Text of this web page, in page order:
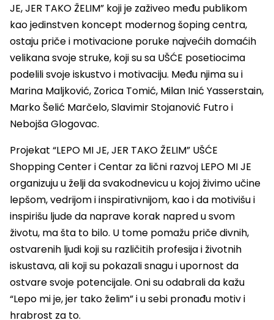
JE, JER TAKO ŽELIM” koji je zaživeo među publikom
kao jedinstven koncept modernog šoping centra,
ostaju priče i motivacione poruke najvećih domaćih
velikana svoje struke, koji su sa UŠĆE posetiocima
podelili svoje iskustvo i motivaciju. Među njima su i
Marina Maljković, Zorica Tomić, Milan Inić Yasserstain,
Marko Šelić Marčelo, Slavimir Stojanović Futro i
Nebojša Glogovac.
Projekat “LEPO MI JE, JER TAKO ŽELIM” UŠĆE
Shopping Center i Centar za lični razvoj LEPO MI JE
organizuju u želji da svakodnevicu u kojoj živimo učine
lepšom, vedrijom i inspirativnijom, kao i da motivišu i
inspirišu ljude da naprave korak napred u svom
životu, ma šta to bilo. U tome pomažu priče divnih,
ostvarenih ljudi koji su različitih profesija i životnih
iskustava, ali koji su pokazali snagu i upornost da
ostvare svoje potencijale. Oni su odabrali da kažu
“Lepo mi je, jer tako želim” i u sebi pronađu motiv i
hrabrost za to.